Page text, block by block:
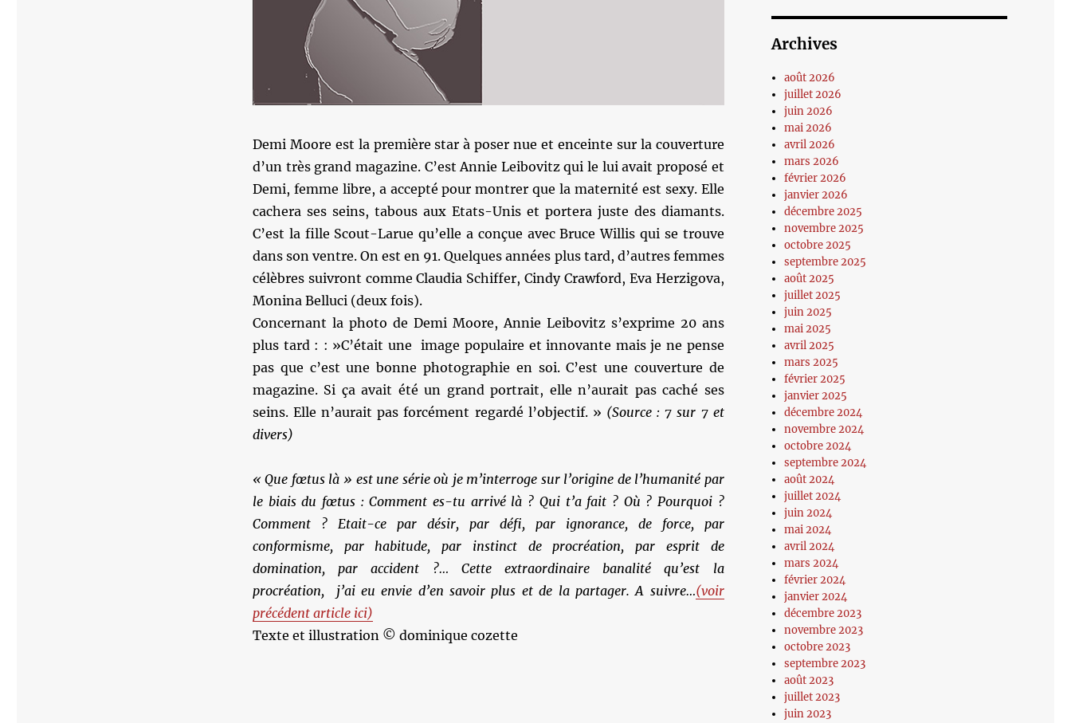
Demi Moore est la première star à poser nue et enceinte sur la couverture
d’un très grand magazine. C’est Annie Leibovitz qui le lui avait proposé et
Demi, femme libre, a accepté pour montrer que la maternité est sexy. Elle
cachera ses seins, tabous aux Etats-Unis et portera juste des diamants.
C’est la fille Scout-Larue qu’elle a conçue avec Bruce Willis qui se trouve
dans son ventre. On est en 91. Quelques années plus tard, d’autres femmes
célèbres suivront comme Claudia Schiffer, Cindy Crawford, Eva Herzigova,
Monina Belluci (deux fois).
Concernant la photo de Demi Moore, Annie Leibovitz s’exprime 20 ans
plus tard : : »C’était une image populaire et innovante mais je ne pense
pas que c’est une bonne photographie en soi. C’est une couverture de
magazine. Si ça avait été un grand portrait, elle n’aurait pas caché ses
seins. Elle n’aurait pas forcément regardé l’objectif. » (Source : 7 sur 7 et
divers)
« Que fœtus là » est une série où je m’interroge sur l’origine de l’humanité par
le biais du fœtus : Comment es-tu arrivé là ? Qui t’a fait ? Où ? Pourquoi ?
Comment ? Etait-ce par désir, par défi, par ignorance, de force, par
conformisme, par habitude, par instinct de procréation, par esprit de
domination, par accident ?… Cette extraordinaire banalité qu’est la
procréation, j’ai eu envie d’en savoir plus et de la partager. A suivre…(voir
précédent article ici)
Texte et illustration © dominique cozette
Archives
août 2026
juillet 2026
juin 2026
mai 2026
avril 2026
mars 2026
février 2026
janvier 2026
décembre 2025
novembre 2025
octobre 2025
septembre 2025
août 2025
juillet 2025
juin 2025
mai 2025
avril 2025
mars 2025
février 2025
janvier 2025
décembre 2024
novembre 2024
octobre 2024
septembre 2024
août 2024
juillet 2024
juin 2024
mai 2024
avril 2024
mars 2024
février 2024
janvier 2024
décembre 2023
novembre 2023
octobre 2023
septembre 2023
août 2023
juillet 2023
juin 2023